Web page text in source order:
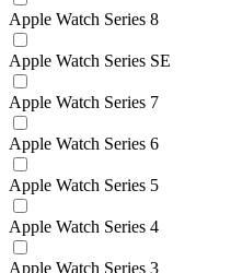
Apple Watch Series 8
Apple Watch Series SE
Apple Watch Series 7
Apple Watch Series 6
Apple Watch Series 5
Apple Watch Series 4
Apple Watch Series 3